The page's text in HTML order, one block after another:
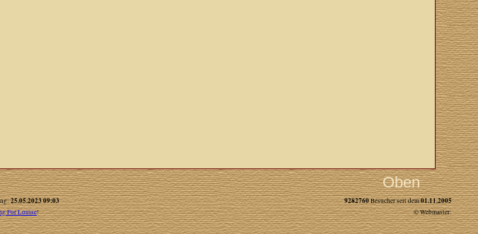
Oben
25.05.2023 09:03 9282760Besucher seit dem01.11.2005
For Louise! © Webmaster: